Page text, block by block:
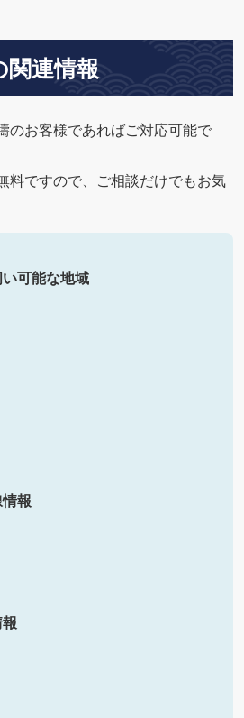
関連情報
のお客様であればご対応可能で
料ですので、ご相談だけでもお気
可能な地域
報